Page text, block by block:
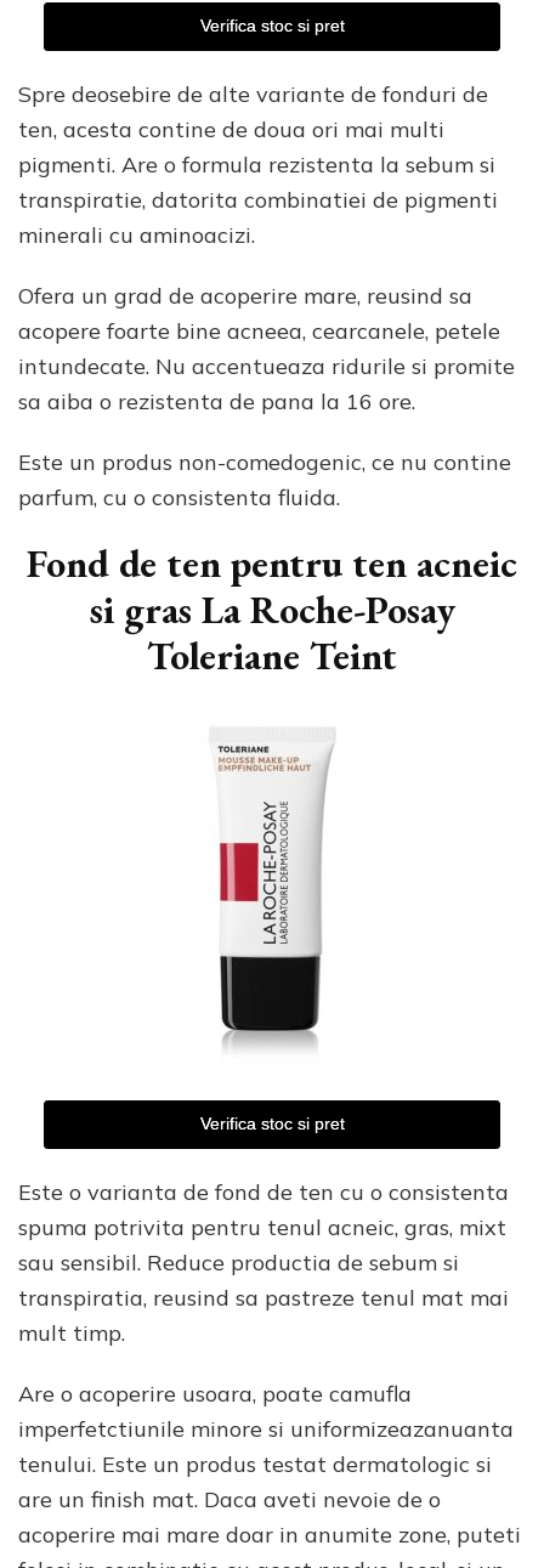
Verifica stoc si pret
Spre deosebire de alte variante de fonduri de
ten, acesta contine de doua ori mai multi
pigmenti. Are o formula rezistenta la sebum si
transpiratie, datorita combinatiei de pigmenti
minerali cu aminoacizi.
Ofera un grad de acoperire mare, reusind sa
acopere foarte bine acneea, cearcanele, petele
intundecate. Nu accentueaza ridurile si promite
sa aiba o rezistenta de pana la 16 ore.
Este un produs non-comedogenic, ce nu contine
parfum, cu o consistenta fluida.
Fond de ten pentru ten acneic
si gras La Roche-Posay
Toleriane Teint
Verifica stoc si pret
Este o varianta de fond de ten cu o consistenta
spuma potrivita pentru tenul acneic, gras, mixt
sau sensibil. Reduce productia de sebum si
transpiratia, reusind sa pastreze tenul mat mai
mult timp.
Are o acoperire usoara, poate camufla
imperfetctiunile minore si uniformizeazanuanta
tenului. Este un produs testat dermatologic si
are un finish mat. Daca aveti nevoie de o
acoperire mai mare doar in anumite zone, puteti